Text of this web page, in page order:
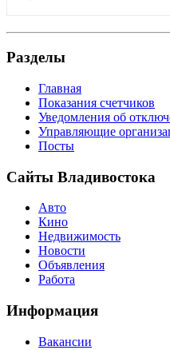
Разделы
Главная
Показания счетчиков
Уведомления об
Управляющие
Посты
Сайты Владивостока
Авто
Кино
Недвижимость
Новости
Объявления
Работа
Информация
Вакансии